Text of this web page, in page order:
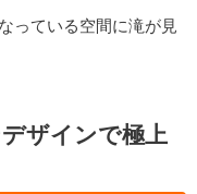
っている空間に滝が見
ザインで極上